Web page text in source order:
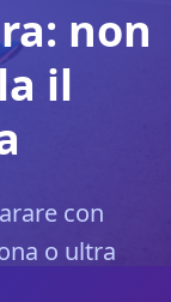
non
il
con
o ultra